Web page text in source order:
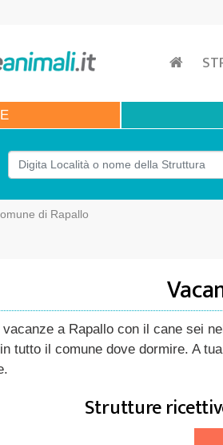
di Rapallo
a Rapallo con il cane sei
tutto il comune dove dormire. A
Strutture